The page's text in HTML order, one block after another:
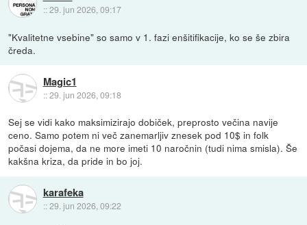
::29. jun 2026, 09:17
"Kvalitetne vsebine" so samo v 1. fazi enšitifikacije, ko se še zbira
čreda.
Magic1
::29. jun 2026, 09:18
Sej se vidi kako maksimizirajo dobiček, preprosto večina navije
ceno. Samo potem ni več zanemarljiv znesek pod 10$ in folk
počasi dojema, da ne more imeti 10 naročnin (tudi nima smisla). Še
kakšna kriza, da pride in bo joj.
karafeka
::29. jun 2026, 09:22